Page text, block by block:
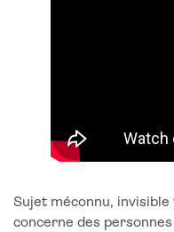
Sujet méconnu,
concerne des